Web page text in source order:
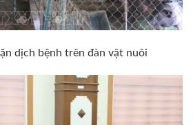
dịch bệnh trên đàn vật nuôi